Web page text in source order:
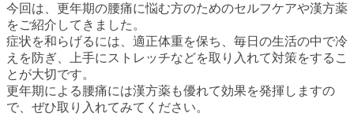
今回は、更年期の腰痛に悩む方のためのセルフケアや漢方薬
をご紹介してきました。
症状を和らげるには、適正体重を保ち、毎日の生活の中で冷
えを防ぎ、上手にストレッチなどを取り入れて対策をするこ
とが大切です。
更年期による腰痛には漢方薬も優れて効果を発揮しますの
で、ぜひ取り入れてみてください。